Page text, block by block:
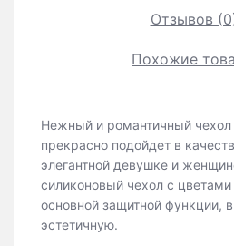
Отзывов
Похожие
Нежный и романтичный чехол
прекрасно подойдет в
элегантной девушке и
силиконовый чехол с
основной защитной функции,
эстетичную.